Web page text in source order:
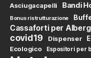
Asciugacapelli Bandi
Bonus ristrutturazione
Cassaforti per
covid19
Dispenser
Ecologico
Espositori per